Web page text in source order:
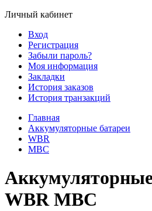
Личный кабинет
Вход
Регистрация
Забыли пароль?
Моя информация
Закладки
История заказов
История транзакций
Главная
Аккумуляторные батареи
WBR
MBC
WBR MBC